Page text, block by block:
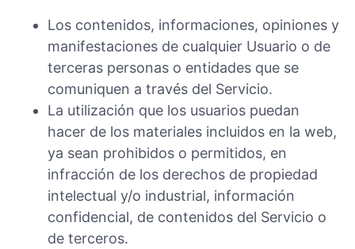
Los contenidos, informaciones, opiniones y
manifestaciones de cualquier Usuario o de
terceras personas o entidades que se
comuniquen a través del Servicio.
La utilización que los usuarios puedan
hacer de los materiales incluidos en la web,
ya sean prohibidos o permitidos, en
infracción de los derechos de propiedad
intelectual y/o industrial, información
confidencial, de contenidos del Servicio o
de terceros.